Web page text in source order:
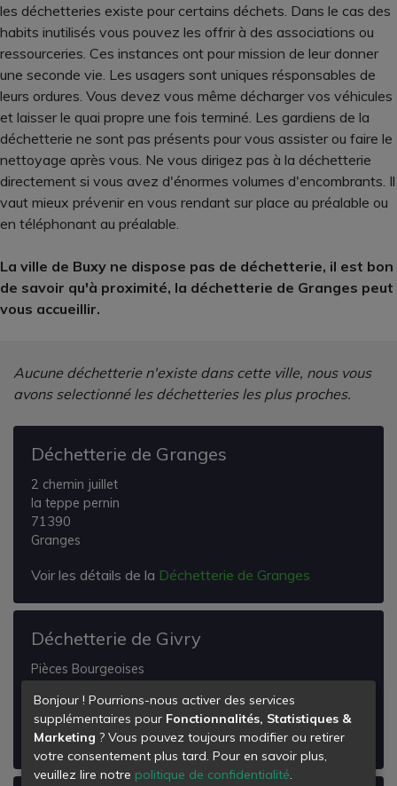
les déchetteries existe pour certains déchets. Dans le cas des
habits inutilisés vous pouvez les offrir à des associations ou
ressourceries. Ces instances ont pour mission de leur donner
une seconde vie. Les usagers sont uniques résponsables de
leurs ordures. Vous devez vous même décharger vos véhicules
et laisser le quai propre une fois terminé. Les gardiens de la
déchetterie ne sont pas présents pour vous assister ou faire le
nettoyage après vous. Ne vous dirigez pas à la déchetterie
directement si vous avez d'énormes volumes d'encombrants. Il
vaut mieux prévenir en vous rendant sur place au préalable ou
en téléphonant au préalable.
La ville de Buxy ne dispose pas de déchetterie, il est bon
de savoir qu'à proximité, la déchetterie de Granges peut
vous accueillir.
Aucune déchetterie n'existe dans cette ville, nous vous
avons selectionné les déchetteries les plus proches.
Déchetterie de Granges
2 chemin juillet
la teppe pernin
71390
Granges
Voir les détails de la Déchetterie de Granges
Déchetterie de Givry
Pièces Bourgeoises
Givry
Voir les détails de laDéchetterie de Givry
Bonjour ! Pourrions-nous activer des services
supplémentaires pour Fonctionnalités, Statistiques &
Marketing ? Vous pouvez toujours modifier ou retirer
votre consentement plus tard. Pour en savoir plus,
veuillez lire notre politique de confidentialité.